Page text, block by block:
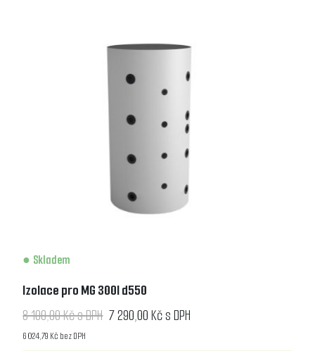
Skladem
Izolace pro MG 300l d550
8 100,00 Kč s DPH 7 290,00 Kč s DPH
6 024,79 Kč bez DPH